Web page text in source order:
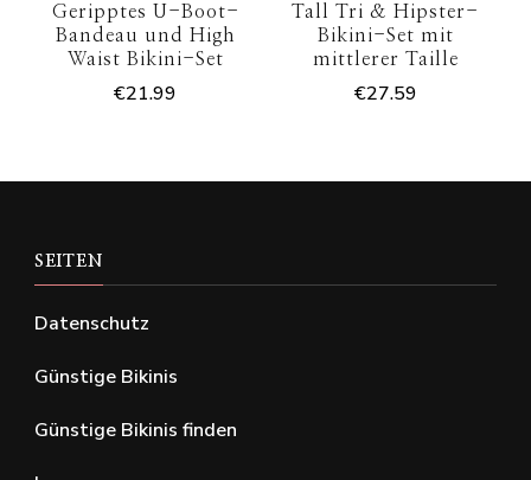
Geripptes U-Boot-
Bandeau und High
Waist Bikini-Set
€21.99
Tall Tri & Hipster-
Bikini-Set mit
mittlerer Taille
€27.59
SEITEN
Datenschutz
Günstige Bikinis
Günstige Bikinis finden